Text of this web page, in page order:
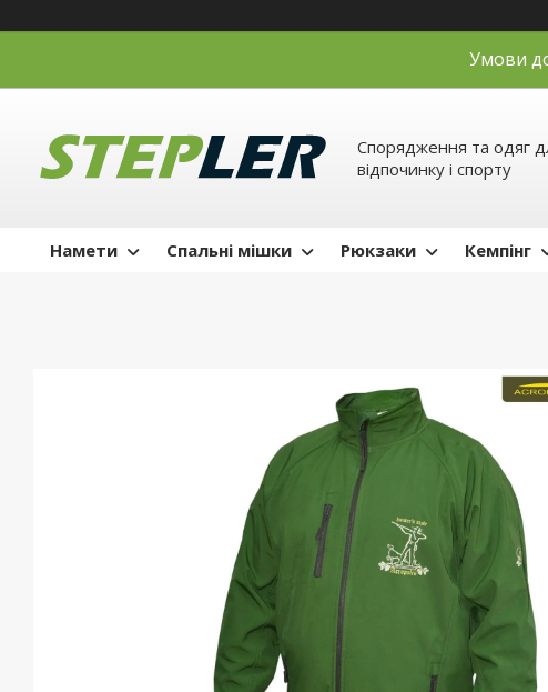
Умови
Спорядження та одяг
відпочинку і спорту
Намети Спальні мішки Рюкзаки Кемпінг